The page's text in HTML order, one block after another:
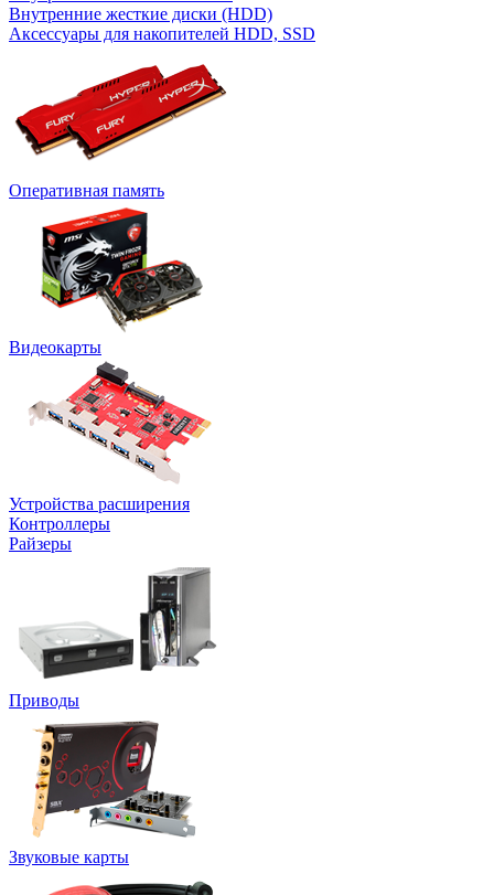
Внутренние жесткие диски (HDD)
Аксессуары для накопителей HDD, SSD
Оперативная память
Видеокарты
Устройства расширения
Контроллеры
Райзеры
Приводы
Звуковые карты